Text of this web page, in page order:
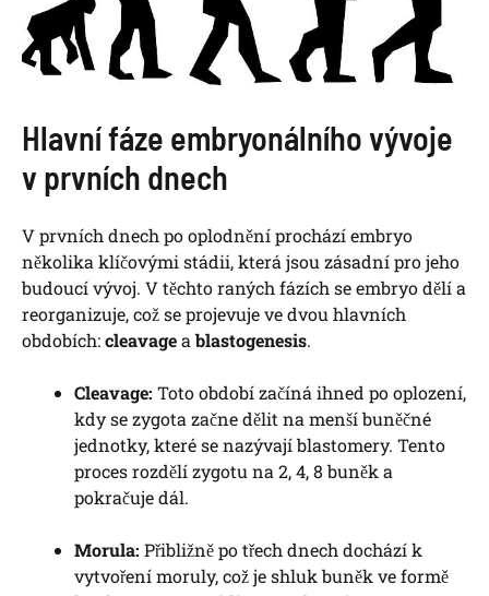
Hlavní fáze embryonálního vývoje
v prvních dnech
V prvních dnech po oplodnění prochází embryo
několika klíčovými stádii, která jsou zásadní pro jeho
budoucí vývoj. V těchto raných fázích se embryo dělí a
reorganizuje, což se projevuje ve dvou hlavních
obdobích:cleavageablastogenesis.
Cleavage: Toto období začíná ihned po oplození,
kdy se zygota začne dělit na menší buněčné
jednotky, které se nazývají blastomery. Tento
proces rozdělí zygotu na 2, 4, 8 buněk a
pokračuje dál.
Morula: Přibližně po třech dnech dochází k
vytvoření moruly, což je shluk buněk ve formě